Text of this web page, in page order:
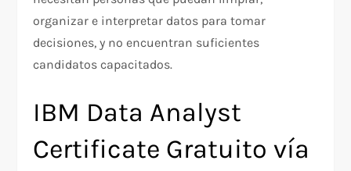
organizar e interpretar datos para tomar
decisiones, y no encuentran suficientes
candidatos capacitados.
IBM Data Analyst
Certificate Gratuito vía